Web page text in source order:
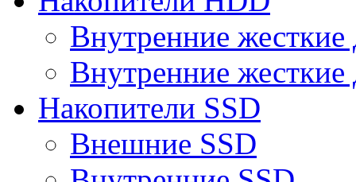
Внутренние
Внутренние
Накопители SSD
Внешние SSD